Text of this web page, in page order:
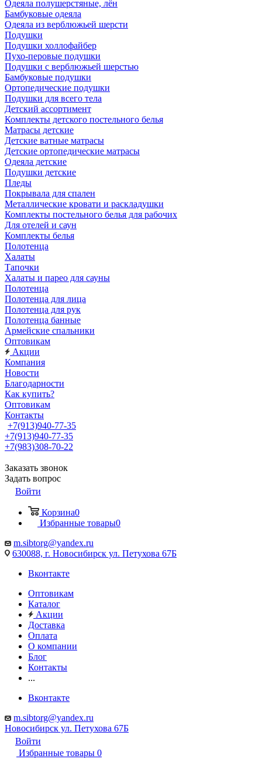
Одеяла полушерстяные, лён
Бамбуковые одеяла
Одеяла из верблюжьей шерсти
Подушки
Подушки холлофайбер
Пухо-перовые подушки
Подушки с верблюжьей шерстью
Бамбуковые подушки
Ортопедические подушки
Подушки для всего тела
Детский ассортимент
Комплекты детского постельного белья
Матрасы детские
Детские ватные матрасы
Детские ортопедические матрасы
Одеяла детские
Подушки детские
Пледы
Покрывала для спален
Металлические кровати и раскладушки
Комплекты постельного белья для рабочих
Для отелей и саун
Комплекты белья
Полотенца
Халаты
Тапочки
Халаты и парео для сауны
Полотенца
Полотенца для лица
Полотенца для рук
Полотенца банные
Армейские спальники
Оптовикам
Акции
Компания
Новости
Благодарности
Как купить?
Оптовикам
Контакты
+7(913)940-77-35
+7(913)940-77-35
+7(983)308-70-22
Заказать звонок
Задать вопрос
Войти
Корзина0
Избранные товары0
m.sibtorg@yandex.ru
630088, г. Новосибирск ул. Петухова 67Б
Вконтакте
Оптовикам
Каталог
Акции
Доставка
Оплата
О компании
Блог
Контакты
...
Вконтакте
m.sibtorg@yandex.ru
Новосибирск ул. Петухова 67Б
Войти
Избранные товары 0